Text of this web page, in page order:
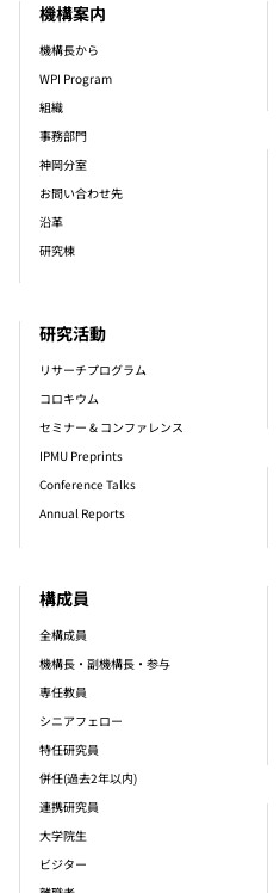
機構案内
機構長から
WPI Program
組織
事務部門
神岡分室
お問い合わせ先
沿革
研究棟
構成員
全構成員
機構長・副機構長・参与
専任教員
シニアフェロー
特任研究員
併任(過去2年以内)
連携研究員
大学院生
ビジター
研究活動
リサーチプログラム
コロキウム
セミナー & コンファレンス
IPMU Preprints
Conference Talks
Annual Reports